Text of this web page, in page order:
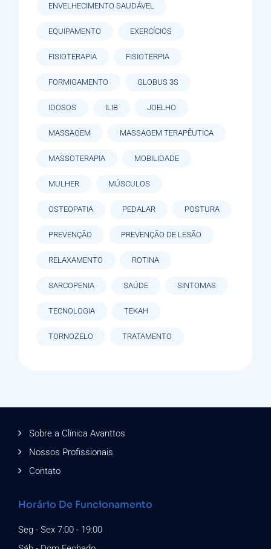
ENVELHECIMENTO SAUDÁVEL
EQUIPAMENTO EXERCÍCIOS
FISIOTERAPIA FISIOTERPIA
FORMIGAMENTO GLOBUS 3S
IDOSOS ILIB JOELHO
MASSAGEM MASSAGEM TERAPÊUTICA
MASSOTERAPIA MOBILIDADE
MULHER MÚSCULOS
OSTEOPATIA PEDALAR POSTURA
PREVENÇÃO PREVENÇÃO DE LESÃO
RELAXAMENTO ROTINA
SARCOPENIA SAÚDE SINTOMAS
TECNOLOGIA TEKAH
TORNOZELO TRATAMENTO
Sobre a Clínica Avanttos
Nossos Profissionais
Contato
Horário De Funcionamento
Seg - Sex 7:00 - 19:00